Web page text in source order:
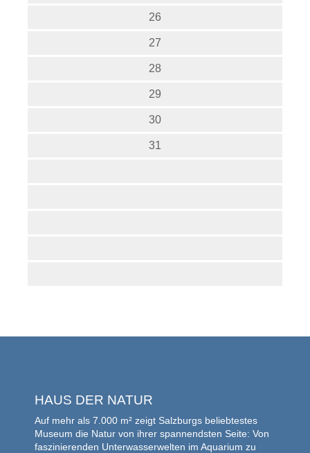
26
27
28
29
30
31
HAUS DER NATUR
Auf mehr als 7.000 m² zeigt Salzburgs beliebtestes
Museum die Natur von ihrer spannendsten Seite: Von
faszinierenden Unterwasserwelten im Aquarium zu